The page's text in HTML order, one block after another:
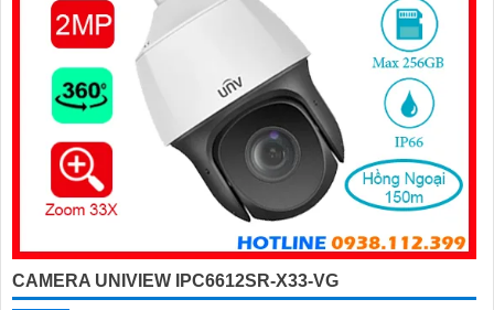
CAMERA UNIVIEW IPC6612SR-X33-VG